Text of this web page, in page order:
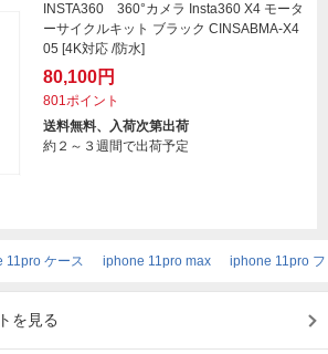
INSTA360 360°カメラ Insta360 X4 モータ
ーサイクルキット ブラック CINSABMA-X4
05 [4K対応 /防水]
80,100円
801ポイント
送料無料、入荷次第出荷
約２～３週間で出荷予定
11pro ケース iphone 11pro max iphone 11pro
を見る